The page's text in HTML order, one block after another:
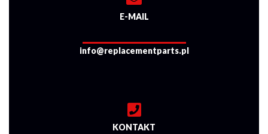
E-MAIL
info@replacementparts.pl
KONTAKT